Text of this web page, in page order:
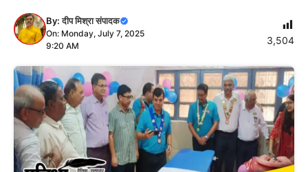
By:दीप मिश्रा संपादक
On: Monday, July 7, 2025
9:20 AM
3,504